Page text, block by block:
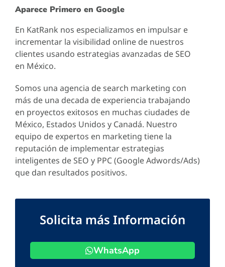
Aparece Primero en Google
En KatRank nos especializamos en impulsar e
incrementar la visibilidad online de nuestros
clientes usando estrategias avanzadas de SEO
en México.
Somos una agencia de search marketing con
más de una decada de experiencia trabajando
en proyectos exitosos en muchas ciudades de
México, Estados Unidos y Canadá. Nuestro
equipo de expertos en marketing tiene la
reputación de implementar estrategias
inteligentes de SEO y PPC (Google Adwords/Ads)
que dan resultados positivos.
Solicita más Información
WhatsApp